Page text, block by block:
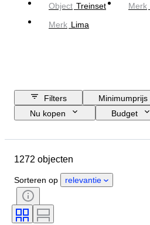
Object Treinset Merk
Merk Lima
Filters
Minimumprijs
Nu kopen
Budget
Land van herkomst
Extra's
Kleur
Schaal
Stroomvoorziening
Spoorwegmaatschappij
1272 objecten
Sorteren op relevantie